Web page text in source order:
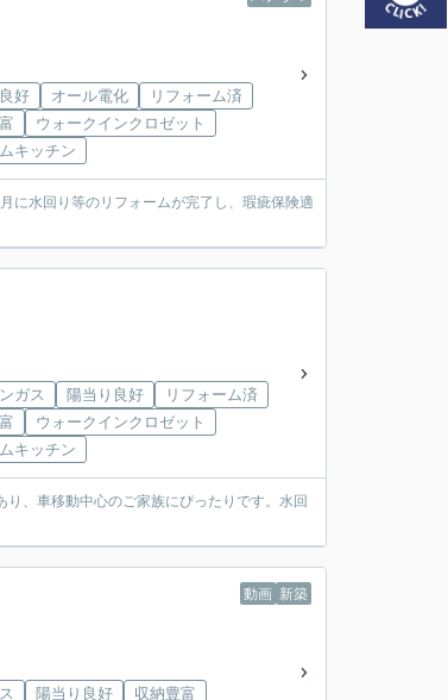
好 オール電化
リフォーム済
ウォークインクロゼット
キッチン
に水回り等のリフォームが完了し、瑕疵保険適
ガス 陽当り良好
リフォーム済
ウォークインクロゼット
キッチン
、車移動中心のご家族にぴったりです。水回
動画 新築
陽当り良好
収納豊富